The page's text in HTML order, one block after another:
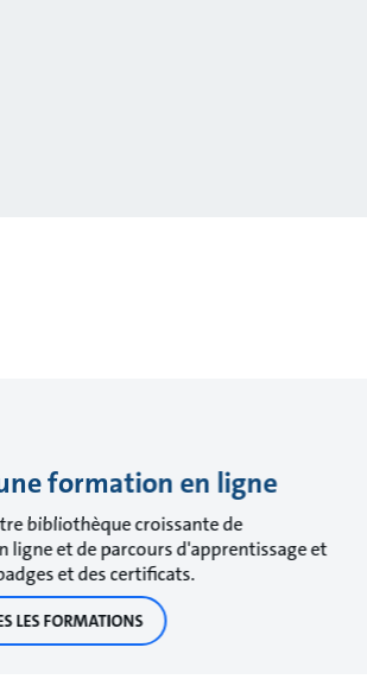
formation en ligne
bibliothèque croissante de
ligne et de parcours d'apprentissage et
et des certificats.
LES FORMATIONS